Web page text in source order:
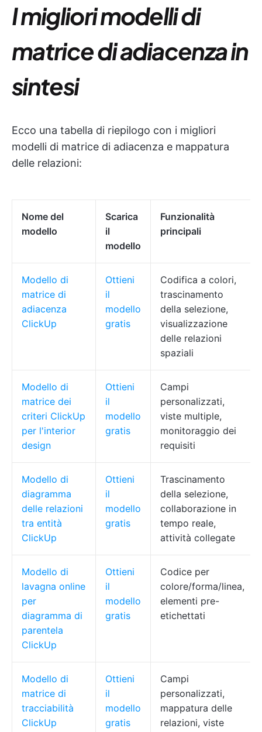
I migliori modelli di
matrice di adiacenza in
sintesi
Ecco una tabella di riepilogo con i migliori
modelli di matrice di adiacenza e mappatura
delle relazioni:
Nome del
modello
Scarica
il
modello
Funzionalità
principali
Modello di
matrice di
adiacenza
ClickUp
Ottieni
il
modello
gratis
Codifica a colori,
trascinamento
della selezione,
visualizzazione
delle relazioni
spaziali
Modello di
matrice dei
criteri ClickUp
per l'interior
design
Ottieni
il
modello
gratis
Campi
personalizzati,
viste multiple,
monitoraggio dei
requisiti
Modello di
diagramma
delle relazioni
tra entità
ClickUp
Ottieni
il
modello
gratis
Trascinamento
della selezione,
collaborazione in
tempo reale,
attività collegate
Modello di
lavagna online
per
diagramma di
parentela
ClickUp
Ottieni
il
modello
gratis
Codice per
colore/forma/linea,
elementi pre-
etichettati
Modello di
matrice di
tracciabilità
ClickUp
Ottieni
il
modello
gratis
Campi
personalizzati,
mappatura delle
relazioni, viste